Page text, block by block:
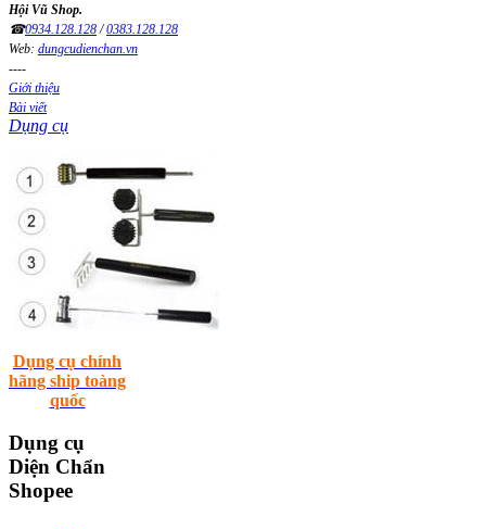
Hội Vũ Shop.
☎0934.128.128/0383.128.128
Web: dungcudienchan.vn
----
Giới thiệu
Bài viết
Dụng cụ
Dụng cụ chính
hãng ship toàng
quốc
Dụng cụ
Diện Chẩn
Shopee